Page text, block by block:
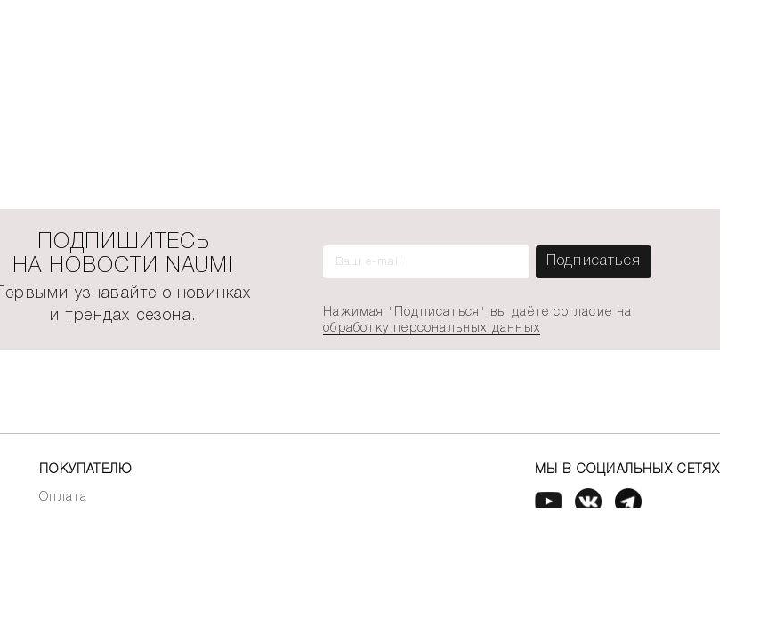
ПОДПИШИТЕСЬ
НА НОВОСТИ NAUMI
Первыми узнавайте о новинках
и трендах сезона.
Нажимая "Подписаться" вы даёте согласие на
обработку персональных данных
ПОКУПАТЕЛЮ
Оплата
МЫ В СОЦИАЛЬНЫХ СЕТЯХ